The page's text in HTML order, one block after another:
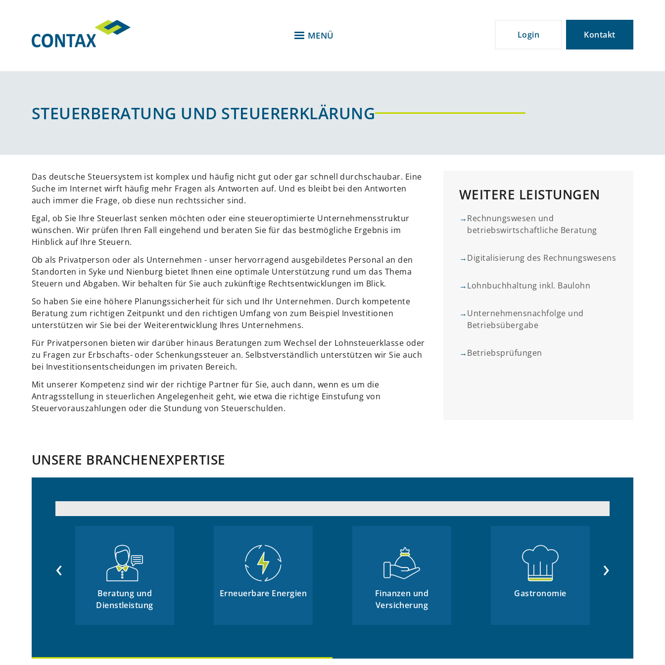
MENÜ Login Kontakt
STEUERBERATUNG UND STEUERERKLÄRUNG
Das deutsche Steuersystem ist komplex und häufig nicht gut oder gar schnell durchschaubar. Eine
Suche im Internet wirft häufig mehr Fragen als Antworten auf. Und es bleibt bei den Antworten
auch immer die Frage, ob diese nun rechtssicher sind.
Egal, ob Sie Ihre Steuerlast senken möchten oder eine steueroptimierte Unternehmensstruktur
wünschen. Wir prüfen Ihren Fall eingehend und beraten Sie für das bestmögliche Ergebnis im
Hinblick auf Ihre Steuern.
Ob als Privatperson oder als Unternehmen - unser hervorragend ausgebildetes Personal an den
Standorten in Syke und Nienburg bietet Ihnen eine optimale Unterstützung rund um das Thema
Steuern und Abgaben. Wir behalten für Sie auch zukünftige Rechtsentwicklungen im Blick.
So haben Sie eine höhere Planungssicherheit für sich und Ihr Unternehmen. Durch kompetente
Beratung zum richtigen Zeitpunkt und den richtigen Umfang von zum Beispiel Investitionen
unterstützen wir Sie bei der Weiterentwicklung Ihres Unternehmens.
Für Privatpersonen bieten wir darüber hinaus Beratungen zum Wechsel der Lohnsteuerklasse oder
zu Fragen zur Erbschafts- oder Schenkungssteuer an. Selbstverständlich unterstützen wir Sie auch
bei Investitionsentscheidungen im privaten Bereich.
Mit unserer Kompetenz sind wir der richtige Partner für Sie, auch dann, wenn es um die
Antragsstellung in steuerlichen Angelegenheit geht, wie etwa die richtige Einstufung von
Steuervorauszahlungen oder die Stundung von Steuerschulden.
WEITERE LEISTUNGEN
→Rechnungswesen und
betriebswirtschaftliche Beratung
→Digitalisierung des Rechnungswesens
→Lohnbuchhaltung inkl. Baulohn
→Unternehmensnachfolge und
Betriebsübergabe
→Betriebsprüfungen
UNSERE BRANCHENEXPERTISE
Beratung und
Dienstleistung
Erneuerbare Energien
Finanzen und
Versicherung
Gastronomie
‹ ›